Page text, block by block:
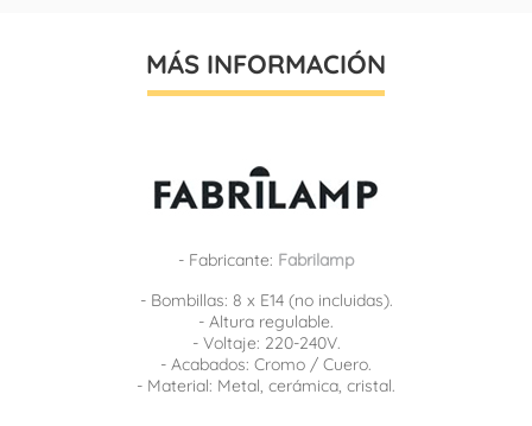
MÁS INFORMACIÓN
- Fabricante: Fabrilamp
- Bombillas: 8 x E14 (no incluidas).
- Altura regulable.
- Voltaje: 220-240V.
- Acabados: Cromo / Cuero.
- Material: Metal, cerámica, cristal.